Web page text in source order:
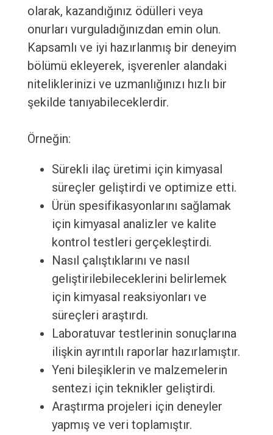
olarak, kazandığınız ödülleri veya
onurları vurguladığınızdan emin olun.
Kapsamlı ve iyi hazırlanmış bir deneyim
bölümü ekleyerek, işverenler alandaki
niteliklerinizi ve uzmanlığınızı hızlı bir
şekilde tanıyabileceklerdir.
Örneğin:
Sürekli ilaç üretimi için kimyasal
süreçler geliştirdi ve optimize etti.
Ürün spesifikasyonlarını sağlamak
için kimyasal analizler ve kalite
kontrol testleri gerçekleştirdi.
Nasıl çalıştıklarını ve nasıl
geliştirilebileceklerini belirlemek
için kimyasal reaksiyonları ve
süreçleri araştırdı.
Laboratuvar testlerinin sonuçlarına
ilişkin ayrıntılı raporlar hazırlamıştır.
Yeni bileşiklerin ve malzemelerin
sentezi için teknikler geliştirdi.
Araştırma projeleri için deneyler
yapmış ve veri toplamıştır.